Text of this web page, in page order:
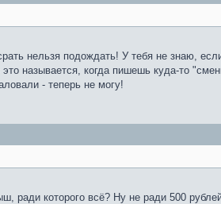
нельзя подождать! У тебя не знаю,
называется, когда пишешь куда-то
- теперь не могу!
ради которого всё? Ну не ради 500